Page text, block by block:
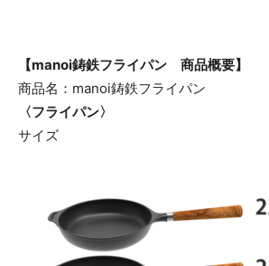
【manoi鋳鉄フライパン 商品概要】
商品名：manoi鋳鉄フライパン
〈フライパン〉
サイズ